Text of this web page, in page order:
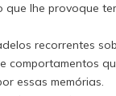
lhe provoque
recorrentes
comportamentos
essas memórias.